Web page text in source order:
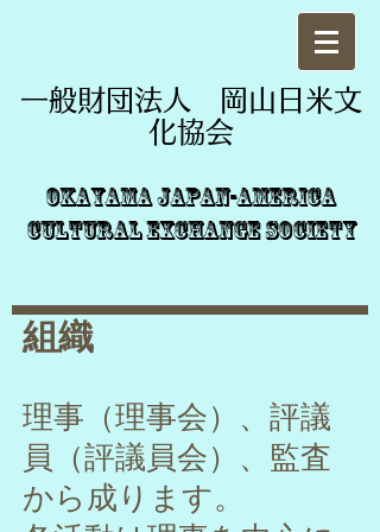
一般財団法人 岡山日米文
化協会
Okayama Japan-America
Cultural Exchange Society
組織
理事（理事会）、評議
員（評議員会）、監査
から成ります。